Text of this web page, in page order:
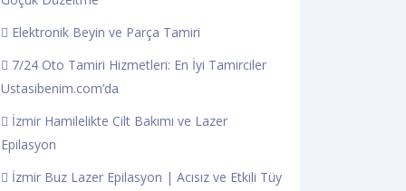
Elektronik Beyin ve Parça Tamiri
7/24 Oto Tamiri Hizmetleri: En İyi Tamirciler
Ustasibenim.com’da
İzmir Hamilelikte Cilt Bakımı ve Lazer
Epilasyon
İzmir Buz Lazer Epilasyon | Acısız ve Etkili Tüy